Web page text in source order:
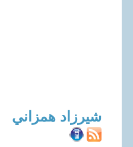
شيرزاد همزاني